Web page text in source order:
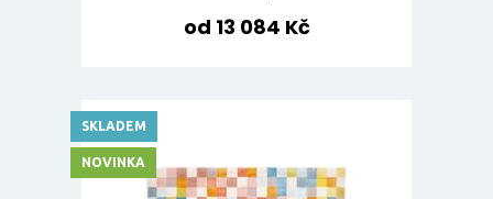
od 13 084 Kč
SKLADEM
NOVINKA